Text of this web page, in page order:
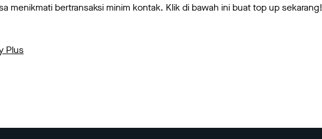
menikmati bertransaksi minim kontak. Klik di bawah ini buat top up sekarang!
Plus